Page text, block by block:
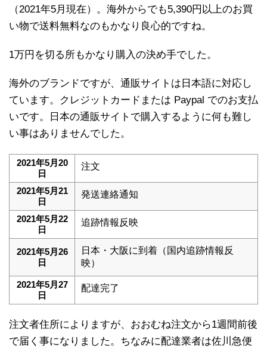
（2021年5月現在）。海外からでも5,390円以上のお買
い物で送料無料なのもかなり良心的ですね。
1万円を切る所もかなり購入の決め手でした。
海外のブランドですが、通販サイトは日本語に対応し
ています。クレジットカードまたは Paypal でのお支払
いです。日本の通販サイトで購入するように何も難し
い事はありませんでした。
2021年5月20
日
注文
2021年5月21
日
発送連絡通知
2021年5月22
日
追跡情報反映
2021年5月26
日
日本・大阪に到着（国内追跡情報反
映）
2021年5月27
日
配達完了
注文者住所によりますが、おおむね注文から1週間前後
で届く事になりました。ちなみに配達業者は佐川急便